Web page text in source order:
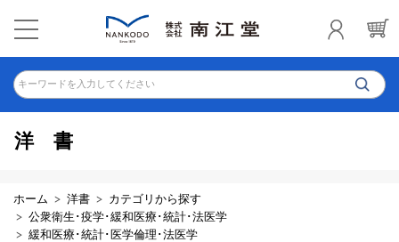
キーワードを入力してください
洋書
ホーム 洋書
カテゴリから探す
公衆衛生･疫学･緩和医療･統計･法医学
緩和医療･統計･医学倫理･法医学